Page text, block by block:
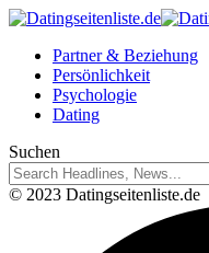
Partner & Beziehung
Persönlichkeit
Psychologie
Dating
Suchen
© 2023 Datingseitenliste.de